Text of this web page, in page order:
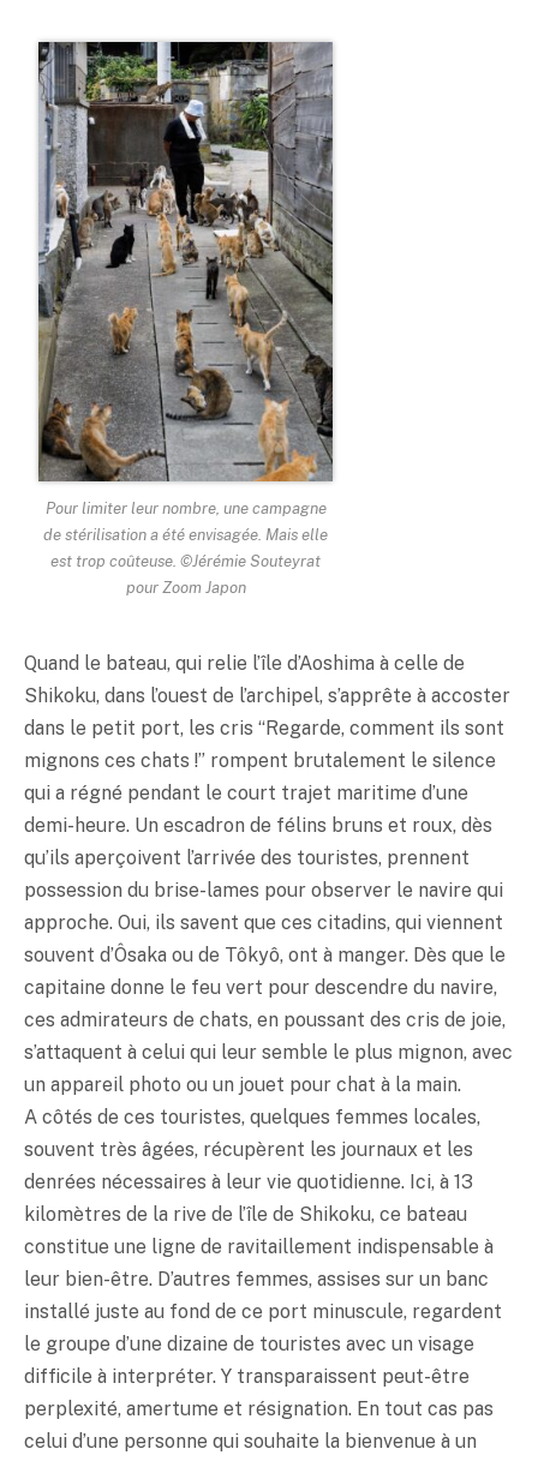
Pour limiter leur nombre, une campagne
de stérilisation a été envisagée. Mais elle
est trop coûteuse. ©Jérémie Souteyrat
pour Zoom Japon
Quand le bateau, qui relie l’île d’Aoshima à celle de
Shikoku, dans l’ouest de l’archipel, s’apprête à accoster
dans le petit port, les cris “Regarde, comment ils sont
mignons ces chats !” rompent brutalement le silence
qui a régné pendant le court trajet maritime d’une
demi-heure. Un escadron de félins bruns et roux, dès
qu’ils aperçoivent l’arrivée des touristes, prennent
possession du brise-lames pour observer le navire qui
approche. Oui, ils savent que ces citadins, qui viennent
souvent d’Ôsaka ou de Tôkyô, ont à manger. Dès que le
capitaine donne le feu vert pour descendre du navire,
ces admirateurs de chats, en poussant des cris de joie,
s’attaquent à celui qui leur semble le plus mignon, avec
un appareil photo ou un jouet pour chat à la main.
A côtés de ces touristes, quelques femmes locales,
souvent très âgées, récupèrent les journaux et les
denrées nécessaires à leur vie quotidienne. Ici, à 13
kilomètres de la rive de l’île de Shikoku, ce bateau
constitue une ligne de ravitaillement indispensable à
leur bien-être. D’autres femmes, assises sur un banc
installé juste au fond de ce port minuscule, regardent
le groupe d’une dizaine de touristes avec un visage
difficile à interpréter. Y transparaissent peut-être
perplexité, amertume et résignation. En tout cas pas
celui d’une personne qui souhaite la bienvenue à un